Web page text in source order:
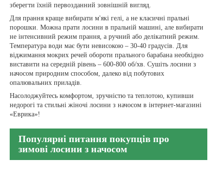
зберегти їхній первозданний зовнішній вигляд.
Для прання краще вибирати м'які гелі, а не класичні пральні
порошки. Можна прати лосини в пральній машині, але вибирати
не інтенсивний режим прання, а ручний або делікатний режим.
Температура води має бути невисокою – 30-40 градусів. Для
віджимання мокрих речей обороти прального барабана необхідно
виставити на середній рівень – 600-800 об/хв. Сушіть лосини з
начосом природним способом, далеко від побутових
опалювальних приладів.
Насолоджуйтесь комфортом, зручністю та теплотою, купивши
недорогі та стильні жіночі лосини з начосом в інтернет-магазині
«Еврика»!
Популярні питання покупців про
зимові лосини з начосом